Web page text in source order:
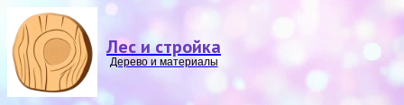
Лес и стройка
Дерево и материалы